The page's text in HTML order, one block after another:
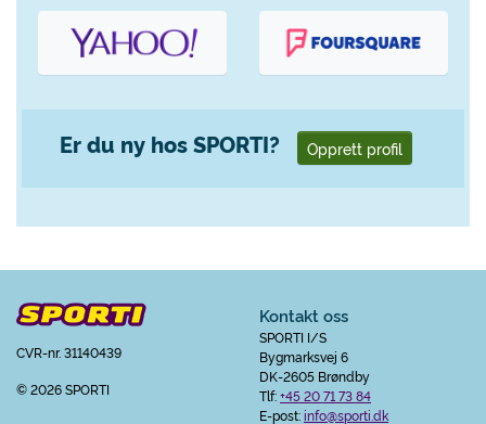
Er du ny hos SPORTI? Opprett profil
CVR-nr. 31140439
© 2026 SPORTI
Kontakt oss
SPORTI I/S
Bygmarksvej 6
DK-2605 Brøndby
Tlf:+45 20 71 73 84
E-post:info@sporti.dk